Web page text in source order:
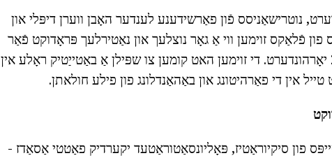
יאָרהונדערט, נוטרישאַניסס פֿון פאַרשידענע לענדער האָבן ווערן דיפּלי און
פֿלאַקס זוימען ווי אַ גאָר נוצלעך און נאַטירלעך פּראָדוקט פֿאַר
מענטשלעך געזונט. אבער אין די 21 יאָרהונדערט. די זוימען האט קומען צו שפּילן אַ באַטייַטיק ראָלע אין
אין די פאַרהיטונג און באַהאַנדלונג פון פילע חולאתן.
זוימען אין זייַן זאַץ האט 3 טייפּס פון סיקיוראַטיז, פּאָליונסאַטוראַטעד יקערדיק פאַטטי אַסאַדז -